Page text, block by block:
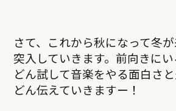
さて、これから秋になって冬
突入していきます。前向きに
どん試して音楽をやる面白さ
どん伝えていきますー！